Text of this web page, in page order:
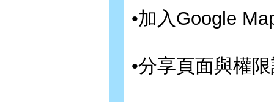
•加入Google
•分享頁面與權